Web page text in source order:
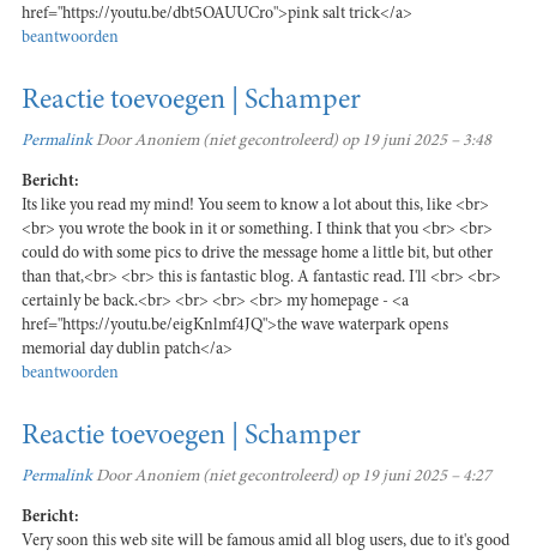
href="https://youtu.be/dbt5OAUUCro">pink salt trick</a>
beantwoorden
Reactie toevoegen | Schamper
PermalinkDoorAnoniem (niet gecontroleerd) op 19 juni 2025 – 3:48
Bericht:
Its like you read my mind! You seem to know a lot about this, like <br>
<br> you wrote the book in it or something. I think that you <br> <br>
could do with some pics to drive the message home a little bit, but other
than that,<br> <br> this is fantastic blog. A fantastic read. I'll <br> <br>
certainly be back.<br> <br> <br> <br> my homepage - <a
href="https://youtu.be/eigKnlmf4JQ">the wave waterpark opens
memorial day dublin patch</a>
beantwoorden
Reactie toevoegen | Schamper
PermalinkDoorAnoniem (niet gecontroleerd) op 19 juni 2025 – 4:27
Bericht:
Very soon this web site will be famous amid all blog users, due to it's good